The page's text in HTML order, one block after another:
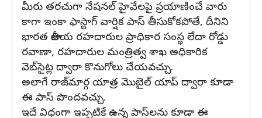
మీరు తరచుగా నేషనల్ హైవేలపై ప్రయాణించే వారు
కాగా ఇంకా ఫాస్టాగ్ వార్షిక పాస్ తీసుకోకపోతే, దీనిని
భారత జాతీయ రహదారుల ప్రాధికార సంస్థ లేదా రోడ్డు
రవాణా, రహదారుల మంత్రిత్వ శాఖ అధికారిక
వెబ్‌సైట్ల ద్వారా కొనుగోలు చేయవచ్చు.
అలాగే రాజ్‌మార్గ యాత్ర మొబైల్ యాప్ ద్వారా కూడా
ఈ పాస్ పొందవచ్చు.
ఇదే విధంగా ఇప్పటికే ఉన్న పాస్‌లను కూడా ఈ